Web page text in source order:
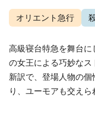
オリエント急行
高級寝台特急を舞台
の女王による巧妙な
新訳で、登場人物の
り、ユーモアも交えら